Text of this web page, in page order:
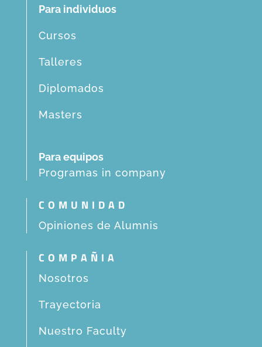
Para individuos
Cursos
Talleres
Diplomados
Masters
Para equipos
Programas in company
COMUNIDAD
Opiniones de Alumnis
COMPAÑIA
Nosotros
Trayectoria
Nuestro Faculty